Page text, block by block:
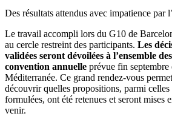
Des résultats attendus avec impatience par
Le travail accompli lors du G10 de
au cercle restreint des participants. Les
validées seront dévoilées à l’ensemble
convention annuelle prévue fin septembre
Méditerranée. Ce grand rendez-vous
découvrir quelles propositions, parmi celles
formulées, ont été retenues et seront mises
venir.